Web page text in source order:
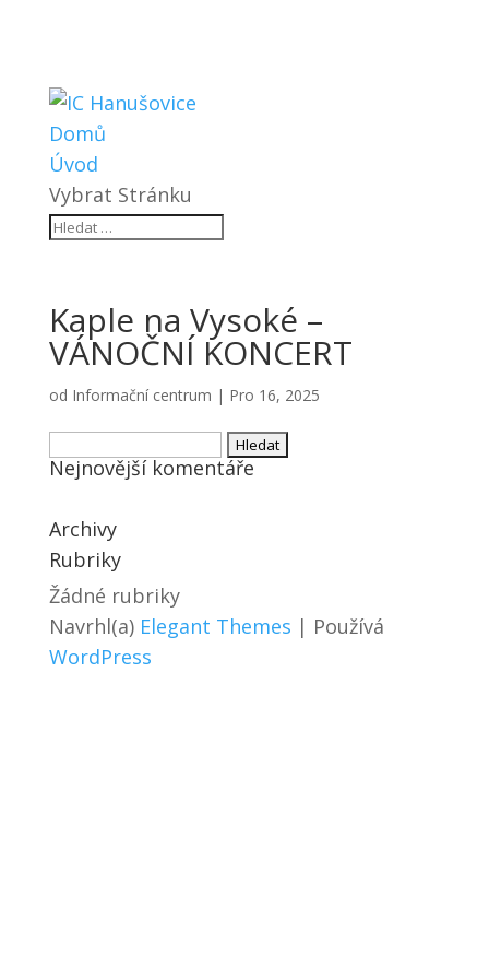
Domů
Úvod
Vybrat Stránku
Kaple na Vysoké –
VÁNOČNÍ KONCERT
od Informační centrum | Pro 16, 2025
Vyhledávání
Nejnovější komentáře
Archivy
Rubriky
Žádné rubriky
Navrhl(a) Elegant Themes | Používá
WordPress